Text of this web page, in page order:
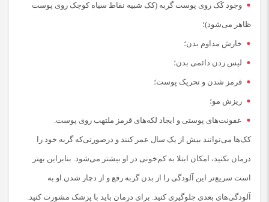
وجود کَک روی پوست گربه (کک شبیه نقاط سیاه کوچک روی پوست
ظاهر می‌شود)؛
خارش مداوم بدن؛
لیس زدن دائمی بدن؛
قرمز شدن و تحریک پوست؛
ریزش مو؛
عفونت‌های پوستی و ایجاد لکه‌های قرمز ملتهب روی پوست.
کک‌ها می‌توانند بیش از یک سال عمر کنند و درصورتی‌که گربه خود را
درمان نکنید، امکان ابتلا به کم‌خونی در او بیشتر می‌شود. بنابراین بهتر
است سریع‌تر این آلودگی را از بدن گربه رفع و از دچار شدن او به
آلودگی‌های بعدی جلوگیری کنید. برای درمان باید با پزشک مشورت کنید.